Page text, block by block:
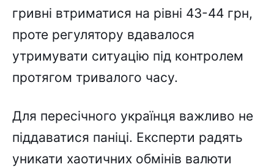
гривні втриматися на рівні 43-44 грн,
проте регулятору вдавалося
утримувати ситуацію під контролем
протягом тривалого часу.
Для пересічного українця важливо не
піддаватися паніці. Експерти радять
уникати хаотичних обмінів валюти